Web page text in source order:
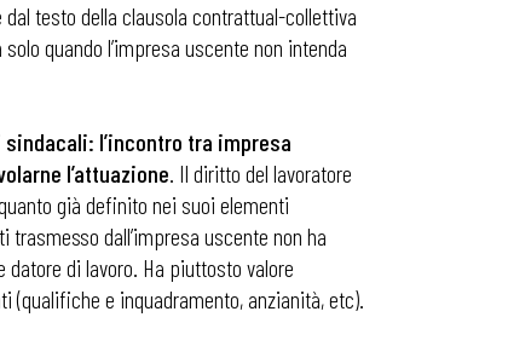
testo della clausola contrattual-collettiva
quando l’impresa uscente non intenda
l’incontro tra impresa
l’attuazione. Il diritto del lavoratore
già definito nei suoi elementi
dall’impresa uscente non ha
di lavoro. Ha piuttosto valore
(qualifiche e inquadramento, anzianità, etc).